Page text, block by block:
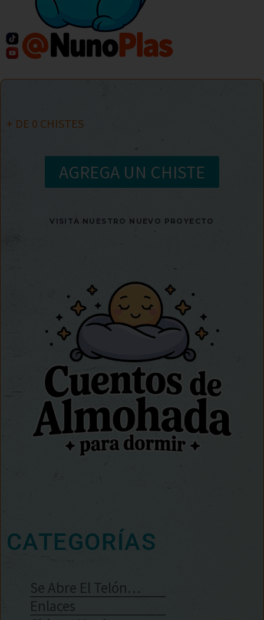
+ DE 0 CHISTES
AGREGA UN CHISTE
VISITA NUESTRO NUEVO PROYECTO
CATEGORÍAS
Se Abre El Telón…
Enlaces